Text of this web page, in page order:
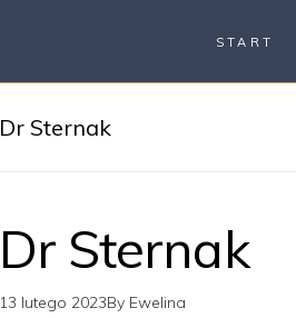
START
Dr Sternak
Dr Sternak
13 lutego 2023By Ewelina